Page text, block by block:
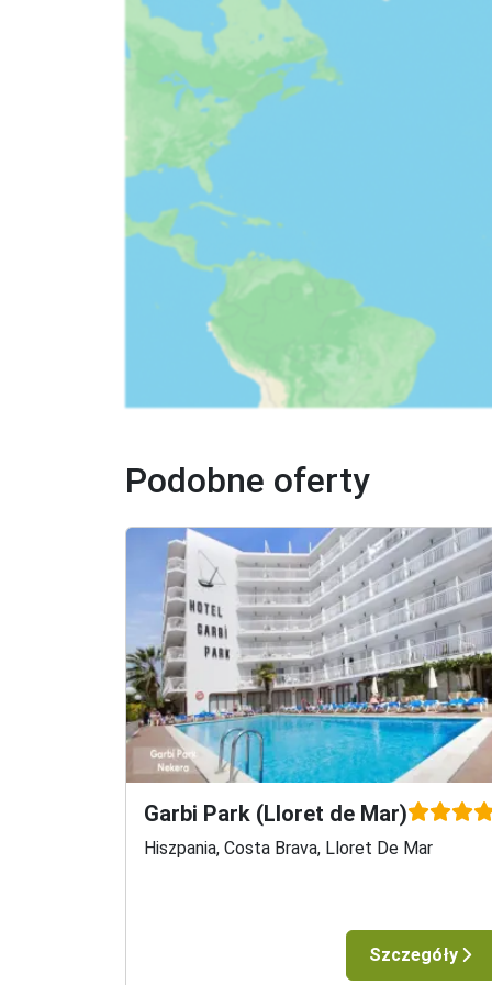
- odnowiony w 2016 r.
- 180 pokoi
- 1 budynek
- 7 pięter
- recepcja
- pralnia (płatna)
- punkt wymiany walut
- przechowalnia bagażu
- parking (płatny)
- Internet Wi-Fi
- wypożyczalnia samochodów
- akceptowane karty kredytowe: Visa,
- https://en.aluahotels.com/hotel-aluasun-
Klienci mogą dokupić dodatkowy bagaż o
Do każdej rezerwacji istnieje także możliwość
- 20 kg -  740 PLN ( wyloty do 05.05 i od
- 32 kg -  870 PLN ( wyloty do 05.05 i od
Uwaga! Jeżeli bagaż lub dodatkowe usługi
Warszawa (WizzAir);
Cena zawiera bagaż podręczny (40x30x20);
Klienci mogą dokupić dodatkowy bagaż o
- Usługa EXBAG - 480 PLN/osobę
Do każdej rezerwacji istnieje także możliwość
- 20 kg -  820 PLN ( wyloty do 05.05 i od
- 32 kg -  890 PLN ( wyloty do 05.05 i od
Uwaga! Jeżeli bagaż lub dodatkowe usługi
Gdańsk (WizzAir);
- Usługa EXBAG - 220 PLN/osobę
Do każdej rezerwacji istnieje także możliwość
Podobne oferty
Garbi Park (Lloret de Mar)
Hiszpania, Costa Brava, Lloret De Mar
Szczegóły